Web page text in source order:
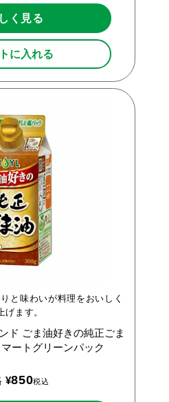
く見る
に入れる
と味わいが料理をおいしく
げます。
ド ごま油好きの純正ごま
ートグリーンパック
¥850税込